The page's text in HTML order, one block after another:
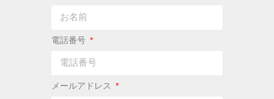
電話番号
メールアドレス